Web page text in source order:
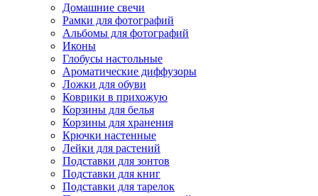
Домашние свечи
Рамки для фотографий
Альбомы для фотографий
Иконы
Глобусы настольные
Ароматические диффузоры
Ложки для обуви
Коврики в прихожую
Корзины для белья
Корзины для хранения
Крючки настенные
Лейки для растений
Подставки для зонтов
Подставки для книг
Подставки для тарелок